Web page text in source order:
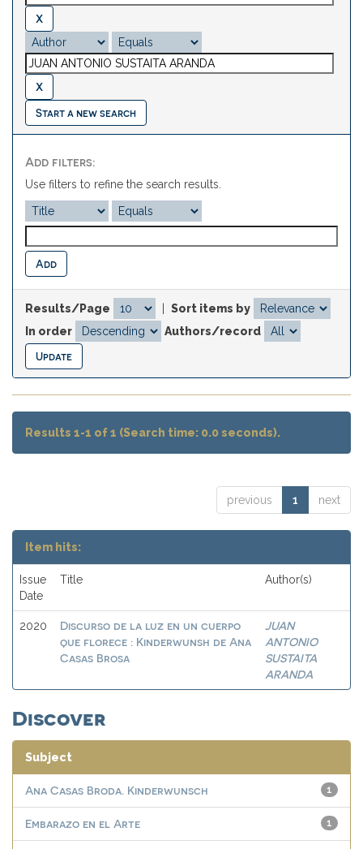
Start a new search
Add filters:
Use filters to refine the search results.
Results/Page
Sort items by
In order
Authors/record
Results 1-1 of 1 (Search time: 0.0 seconds).
previous 1 next
Item hits:
Issue
Date
Title Author(s)
2020
Discurso de la luz en un cuerpo
que florece : Kinderwunsh de Ana
Casas Brosa
JUAN
ANTONIO
SUSTAITA
ARANDA
Discover
Subject
1
Ana Casas Broda. Kinderwunsch
1
Embarazo en el Arte